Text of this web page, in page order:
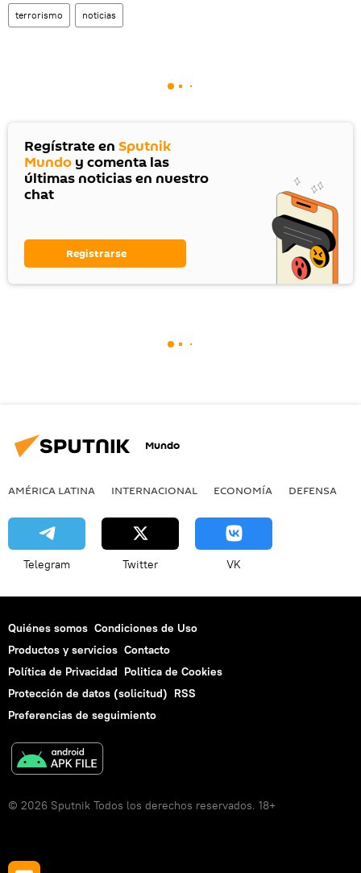
terrorismo noticias
Regístrate en Sputnik
Mundo y comenta las
últimas noticias en nuestro
chat
Registrarse
Mundo
AMÉRICA LATINA INTERNACIONAL ECONOMÍA DEFENSA
Telegram Twitter VK
Quiénes somos Condiciones de Uso
Productos y servicios Contacto
Política de Privacidad Politica de Cookies
Protección de datos (solicitud) RSS
Preferencias de seguimiento
© 2026 Sputnik Todos los derechos reservados. 18+